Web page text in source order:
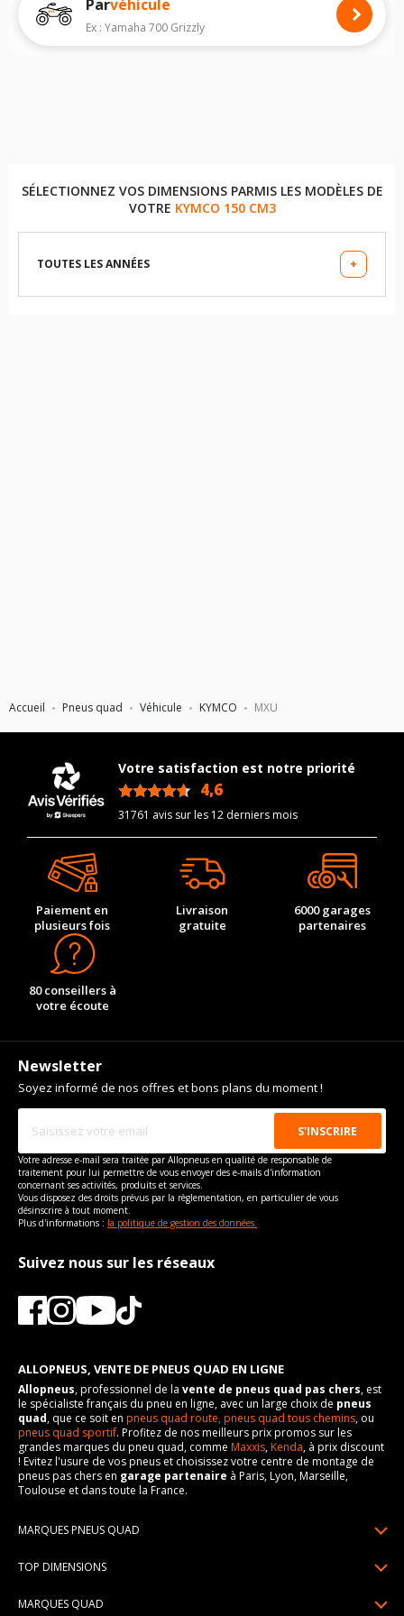
Accueil Pneus quad Véhicule KYMCO MXU
Pour voir notre liste de pneus quad, veuillez sélectionner la dimension
de votre quad
Les dimensions indiquées vous sont données à titre indicatif. Il est
Parvéhicule
Ex : Yamaha 700 Grizzly
SÉLECTIONNEZ VOS DIMENSIONS PARMIS LES MODÈLES DE
VOTRE KYMCO 150 CM3
TOUTES LES ANNÉES
+
Votre satisfaction est notre priorité
4,6
31761 avis sur les 12 derniers mois
Paiement en
plusieurs fois
Livraison
gratuite
6000 garages
partenaires
80 conseillers à
votre écoute
Newsletter
Soyez informé de nos offres et bons plans du moment !
Votre adresse e-mail sera traitée par Allopneus en qualité de responsable de
traitement pour lui permettre de vous envoyer des e-mails d'information
concernant ses activités, produits et services.
Vous disposez des droits prévus par la règlementation, en particulier de vous
désinscrire à tout moment.
Plus d'informations : la politique de gestion des données.
Suivez nous sur les réseaux
ALLOPNEUS, VENTE DE PNEUS QUAD EN LIGNE
Allopneus, professionnel de la vente de pneus quad pas chers, est
le spécialiste français du pneu en ligne, avec un large choix de pneus
quad, que ce soit en pneus quad route,pneus quad tous chemins, ou
pneus quad sportif. Profitez de nos meilleurs prix promos sur les
grandes marques du pneu quad, comme Maxxis,Kenda, à prix discount
! Evitez l'usure de vos pneus et choisissez votre centre de montage de
pneus pas chers en garage partenaire à Paris, Lyon, Marseille,
Toulouse et dans toute la France.
MARQUES PNEUS QUAD
Pneus BKT
TOP DIMENSIONS
MARQUES QUAD